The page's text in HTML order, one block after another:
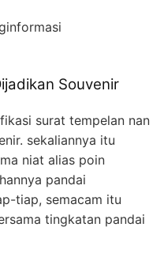
Souvenir
surat tempelan nan
sekaliannya itu
niat alias poin
pandai
tiap, semacam itu
tingkatan pandai